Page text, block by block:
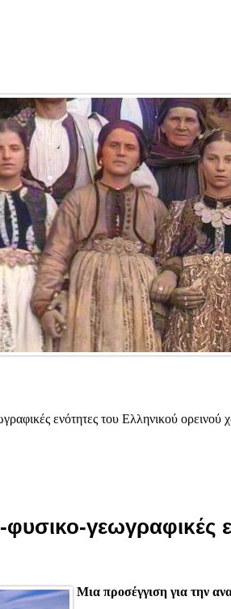
ενότητες του Ελληνικού ορεινού
γεωγραφικές
Μια προσέγγιση για την